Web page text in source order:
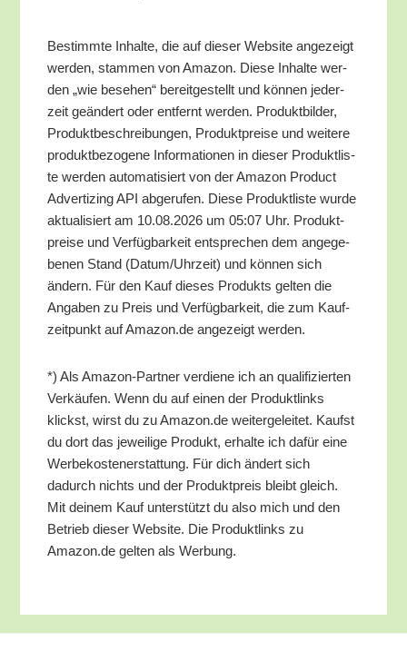
Bestimm­te Inhal­te, die auf die­ser Web­site ange­zeigt
wer­den, stam­men von Ama­zon. Die­se Inhal­te wer­
den „wie bese­hen“ bereit­ge­stellt und kön­nen jeder­
zeit geän­dert oder ent­fernt wer­den. Pro­dukt­bil­der,
Pro­dukt­be­schrei­bun­gen, Pro­dukt­prei­se und wei­te­re
pro­dukt­be­zo­ge­ne Infor­ma­tio­nen in die­ser Pro­dukt­lis­
te wer­den auto­ma­ti­siert von der Ama­zon Pro­duct
Adver­tiz­ing API abge­ru­fen. Die­se Pro­dukt­lis­te wur­de
aktua­li­siert am 10.08.2026 um 05:07 Uhr. Pro­dukt­
prei­se und Ver­füg­bar­keit ent­spre­chen dem ange­ge­
be­nen Stand (Datum/​Uhrzeit) und kön­nen sich
ändern. Für den Kauf die­ses Pro­dukts gel­ten die
Anga­ben zu Preis und Ver­füg­bar­keit, die zum Kauf­
zeit­punkt auf Amazon.de ange­zeigt werden.
*) Als Ama­zon-Part­ner ver­die­ne ich an qua­li­fi­zier­ten
Ver­käu­fen. Wenn du auf einen der Pro­dukt­links
klickst, wirst du zu Amazon.de wei­ter­ge­lei­tet. Kaufst
du dort das jewei­li­ge Pro­dukt, erhal­te ich dafür eine
Wer­be­kos­ten­er­stat­tung. Für dich ändert sich
dadurch nichts und der Pro­dukt­preis bleibt gleich.
Mit dei­nem Kauf unter­stützt du also mich und den
Betrieb die­ser Web­site. Die Pro­dukt­links zu
Amazon.de gel­ten als Werbung.